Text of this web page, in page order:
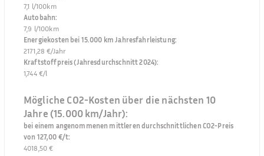
7,1 l/100km
Autobahn:
7,9 l/100km
Energiekosten bei 15.000 km Jahresfahrleistung:
2171,28 €/Jahr
Kraftstoffpreis (Jahresdurchschnitt 2024):
1,744 €/l
Mögliche CO2-Kosten über die nächsten 10
Jahre (15.000 km/Jahr):
bei einem angenommenen mittleren durchschnittlichen CO2-Preis
von 127,00 €/t:
4018,50 €